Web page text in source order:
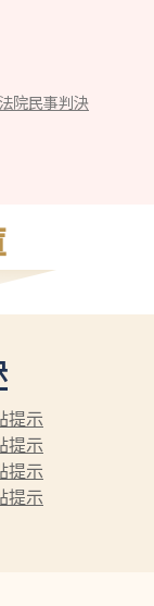
院民事判決
提示
提示
提示
提示